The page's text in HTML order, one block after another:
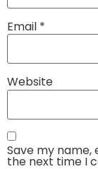
Email *
Website
Save my name,
the next time I